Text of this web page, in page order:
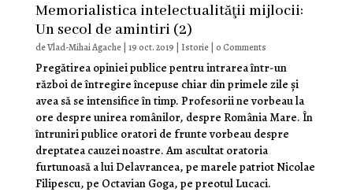
Memorialistica intelectualităţii mijlocii:
Un secol de amintiri (2)
deVlad-Mihai Agache| 19 oct. 2019 Istorie| 0 Comments
Pregătirea opiniei publice pentru intrarea într-un
război de întregire începuse chiar din primele zile şi
avea să se intensifice în timp. Profesorii ne vorbeau la
ore despre unirea românilor, despre România Mare. În
întruniri publice oratori de frunte vorbeau despre
dreptatea cauzei noastre. Am ascultat oratoria
furtunoasă a lui De­lavrancea, pe marele patriot Nicolae
Filipescu, pe Octavian Goga, pe preotul Lucaci.